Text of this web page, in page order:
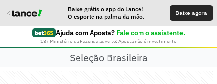
Baixe grátis o app do Lance!
O esporte na palma da mão.
Baixe agora
Ajuda com Aposta? Fale com o assistente.
18+ Ministério da Fazenda adverte: Aposta não é investimento
Seleção Brasileira